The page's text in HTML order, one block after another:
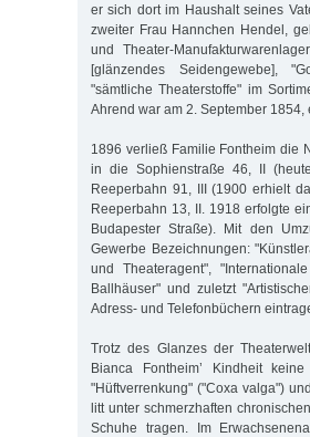
er sich dort im Haushalt seines
zweiter Frau Hannchen Hendel,
und Theater-
[glänzendes Seidengewebe],
"sämtliche Theaterstoffe" im
Ahrend war am 2. September 1854,
1896 verließ Familie Fontheim die
in die Sophienstraße 46, II
Reeperbahn 91, III (1900 erhielt
Reeperbahn 13, II. 1918 erfolgte
Budapester Straße). Mit den
Gewerbe Bezeichnungen:
und Theateragent",
Ballhäuser" und zuletzt
Adress- und Telefonbüchern
Trotz des Glanzes der
Bianca Fontheim’ Kindheit
"Hüftverrenkung" ("Coxa valga")
litt unter schmerzhaften
Schuhe tragen. Im